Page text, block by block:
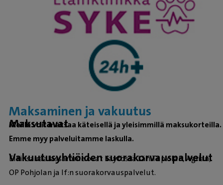
Maksaminen ja vakuutus
Maksutavat
Meillä voit maksaa käteisellä ja yleisimmillä maksukorteilla.
Emme myy palveluitamme laskulla.
Vakuutusyhtiöiden suorakorvauspalvelut
Eläinsairaalassamme ovat käytössä LähiTapiolan, Agrian,
OP Pohjolan ja If:n suorakorvauspalvelut.